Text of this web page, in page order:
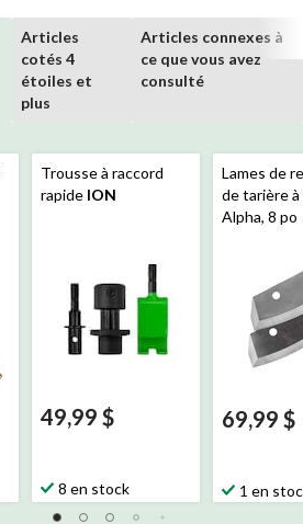
Articles
cotés 4
étoiles et
plus
Articles connexes à
ce que vous avez
consulté
Trousse à raccord
rapide ION
49,99 $
8 en stock
Lames de
de tarière
Alpha, 8 po
69,99 $
1 en